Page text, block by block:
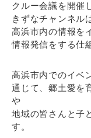
クルー会議を開催
きずなチャンネル
高浜市内の情報を
情報発信をする仕
高浜市内でのイベ
通じて、郷土愛を
や
地域の皆さんと子
す。